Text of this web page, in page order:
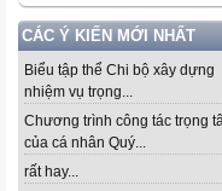
CÁC Ý KIẾN MỚI NHẤT
Biểu tập thể Chi bộ xây dựng
nhiệm vụ trọng...
Chương trình công tác trọng
của cá nhân Quý...
rất hay...